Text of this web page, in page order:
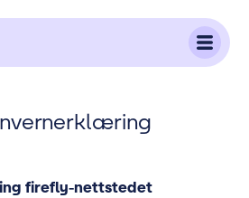
firefly-nettstedet